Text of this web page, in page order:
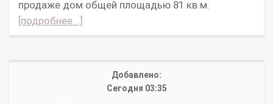
продаже дом общей площадью 81 кв.м.
[подробнее...]
Добавлено:
Сегодня 03:35